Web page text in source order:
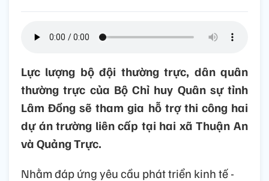
Lực lượng bộ đội thường trực, dân quân
thường trực của Bộ Chỉ huy Quân sự tỉnh
Lâm Đồng sẽ tham gia hỗ trợ thi công hai
dự án trường liên cấp tại hai xã Thuận An
và Quảng Trực.
Nhằm đáp ứng yêu cầu phát triển kinh tế -